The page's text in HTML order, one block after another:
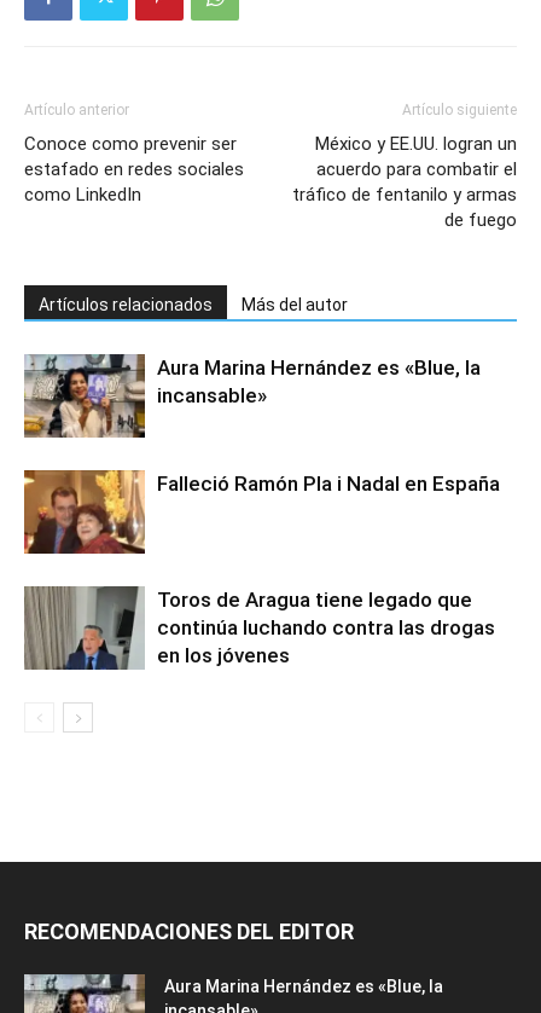
Artículo anterior
Conoce como prevenir ser
estafado en redes sociales
como LinkedIn
Artículo siguiente
México y EE.UU. logran un
acuerdo para combatir el
tráfico de fentanilo y armas
de fuego
Artículos relacionados Más del autor
Aura Marina Hernández es «Blue, la
incansable»
Falleció Ramón Pla i Nadal en España
Toros de Aragua tiene legado que
continúa luchando contra las drogas
en los jóvenes
RECOMENDACIONES DEL EDITOR
Aura Marina Hernández es «Blue, la